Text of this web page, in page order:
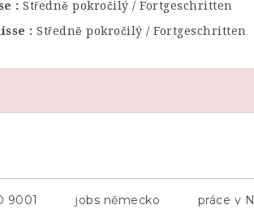
Středně pokročilý / Fortgeschritten
Středně pokročilý / Fortgeschritten
9001 jobs německo práce v